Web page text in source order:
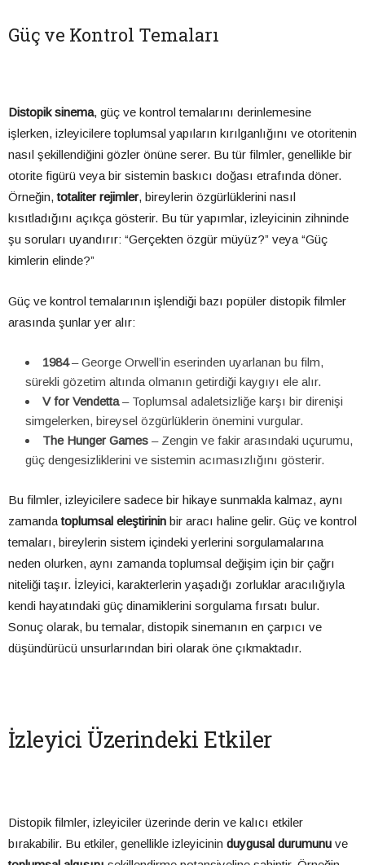
Güç ve Kontrol Temaları
Distopik sinema, güç ve kontrol temalarını derinlemesine
işlerken, izleyicilere toplumsal yapıların kırılganlığını ve otoritenin
nasıl şekillendiğini gözler önüne serer. Bu tür filmler, genellikle bir
otorite figürü veya bir sistemin baskıcı doğası etrafında döner.
Örneğin,totaliter rejimler, bireylerin özgürlüklerini nasıl
kısıtladığını açıkça gösterir. Bu tür yapımlar, izleyicinin zihninde
şu soruları uyandırır: “Gerçekten özgür müyüz?” veya “Güç
kimlerin elinde?”
Güç ve kontrol temalarının işlendiği bazı popüler distopik filmler
arasında şunlar yer alır:
1984– George Orwell’in eserinden uyarlanan bu film,
sürekli gözetim altında olmanın getirdiği kaygıyı ele alır.
V for Vendetta– Toplumsal adaletsizliğe karşı bir direnişi
simgelerken, bireysel özgürlüklerin önemini vurgular.
The Hunger Games – Zengin ve fakir arasındaki uçurumu,
güç dengesizliklerini ve sistemin acımasızlığını gösterir.
Bu filmler, izleyicilere sadece bir hikaye sunmakla kalmaz, aynı
zamandatoplumsal eleştirinin bir aracı haline gelir. Güç ve kontrol
temaları, bireylerin sistem içindeki yerlerini sorgulamalarına
neden olurken, aynı zamanda toplumsal değişim için bir çağrı
niteliği taşır. İzleyici, karakterlerin yaşadığı zorluklar aracılığıyla
kendi hayatındaki güç dinamiklerini sorgulama fırsatı bulur.
Sonuç olarak, bu temalar, distopik sinemanın en çarpıcı ve
düşündürücü unsurlarından biri olarak öne çıkmaktadır.
İzleyici Üzerindeki Etkiler
Distopik filmler, izleyiciler üzerinde derin ve kalıcı etkiler
bırakabilir. Bu etkiler, genellikle izleyicinin duygusal durumunu ve